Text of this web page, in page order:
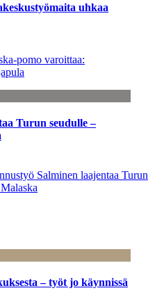
uhkaa
pomo varoittaa:
Turun seudulle –
Salminen laajentaa Turun
– työt jo käynnissä